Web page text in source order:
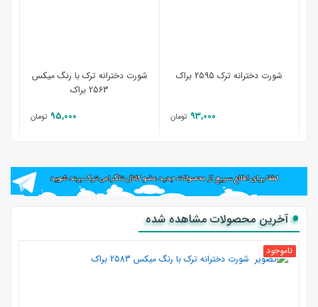
شورت دخترانه ترک 2595 براک
93,000 تومان
شورت دخترانه ترک با رنگ میکس
2563 براک
95,000 تومان
آخرین محصولات مشاهده شده
ناموجود